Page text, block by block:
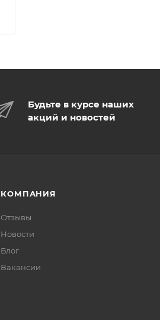
Будьте в курсе наших
акций и новостей
КОМПАНИЯ
Отзывы
Новости
Блог
Вакансии